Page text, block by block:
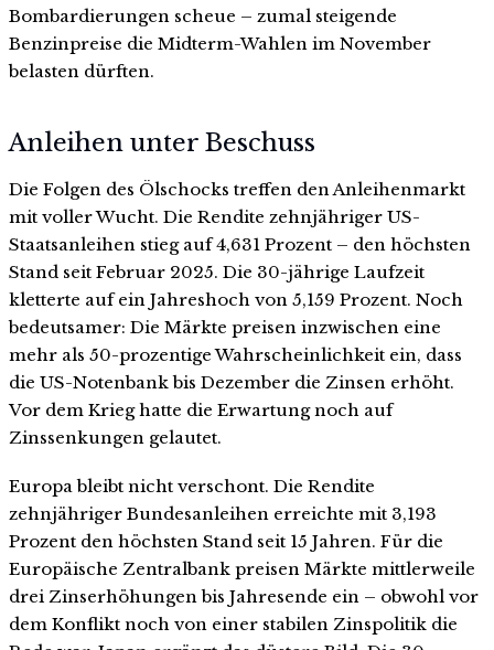
Bombardierungen scheue – zumal steigende
Benzinpreise die Midterm-Wahlen im November
belasten dürften.
Anleihen unter Beschuss
Die Folgen des Ölschocks treffen den Anleihenmarkt
mit voller Wucht. Die Rendite zehnjähriger US-
Staatsanleihen stieg auf 4,631 Prozent – den höchsten
Stand seit Februar 2025. Die 30-jährige Laufzeit
kletterte auf ein Jahreshoch von 5,159 Prozent. Noch
bedeutsamer: Die Märkte preisen inzwischen eine
mehr als 50-prozentige Wahrscheinlichkeit ein, dass
die US-Notenbank bis Dezember die Zinsen erhöht.
Vor dem Krieg hatte die Erwartung noch auf
Zinssenkungen gelautet.
Europa bleibt nicht verschont. Die Rendite
zehnjähriger Bundesanleihen erreichte mit 3,193
Prozent den höchsten Stand seit 15 Jahren. Für die
Europäische Zentralbank preisen Märkte mittlerweile
drei Zinserhöhungen bis Jahresende ein – obwohl vor
dem Konflikt noch von einer stabilen Zinspolitik die